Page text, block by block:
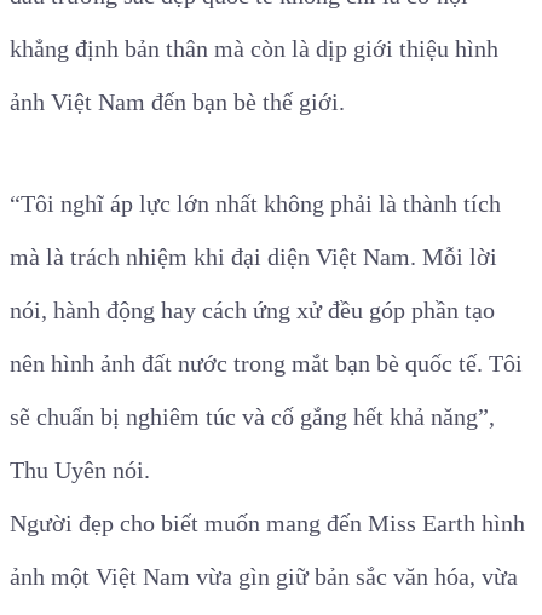
khẳng định bản thân mà còn là dịp giới thiệu hình
ảnh Việt Nam đến bạn bè thế giới.
“Tôi nghĩ áp lực lớn nhất không phải là thành tích
mà là trách nhiệm khi đại diện Việt Nam. Mỗi lời
nói, hành động hay cách ứng xử đều góp phần tạo
nên hình ảnh đất nước trong mắt bạn bè quốc tế. Tôi
sẽ chuẩn bị nghiêm túc và cố gắng hết khả năng”,
Thu Uyên nói.
Người đẹp cho biết muốn mang đến Miss Earth hình
ảnh một Việt Nam vừa gìn giữ bản sắc văn hóa, vừa